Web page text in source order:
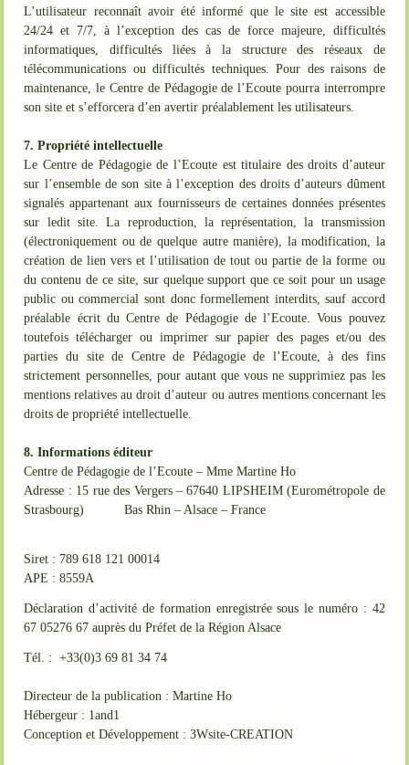
L’utilisateur reconnaît avoir été informé que le site est accessible
24/24 et 7/7, à l’exception des cas de force majeure, difficultés
informatiques, difficultés liées à la structure des réseaux de
télécommunications ou difficultés techniques. Pour des raisons de
maintenance, le Centre de Pédagogie de l’Ecoute pourra interrompre
son site et s’efforcera d’en avertir préalablement les utilisateurs.
7. Propriété intellectuelle
Le Centre de Pédagogie de l’Ecoute est titulaire des droits d’auteur
sur l’ensemble de son site à l’exception des droits d’auteurs dûment
signalés appartenant aux fournisseurs de certaines données présentes
sur ledit site. La reproduction, la représentation, la transmission
(électroniquement ou de quelque autre manière), la modification, la
création de lien vers et l’utilisation de tout ou partie de la forme ou
du contenu de ce site, sur quelque support que ce soit pour un usage
public ou commercial sont donc formellement interdits, sauf accord
préalable écrit du Centre de Pédagogie de l’Ecoute. Vous pouvez
toutefois télécharger ou imprimer sur papier des pages et/ou des
parties du site de Centre de Pédagogie de l’Ecoute, à des fins
strictement personnelles, pour autant que vous ne supprimiez pas les
mentions relatives au droit d’auteur ou autres mentions concernant les
droits de propriété intellectuelle.
8. Informations éditeur
Centre de Pédagogie de l’Ecoute – Mme Martine Ho
Adresse : 15 rue des Vergers –67640 LIPSHEIM (Eurométropole de
Strasbourg) Bas Rhin – Alsace – France
Siret : 789 618 121 00014
APE : 8559A
Déclaration d’activité de formation enregistrée sous le numéro : 42
67 05276 67 auprès du Préfet de la Région Alsace
Tél. : +33(0)3 69 81 34 74
Directeur de la publication : Martine Ho
Hébergeur : 1and1
Conception et Développement : 3Wsite-CREATION